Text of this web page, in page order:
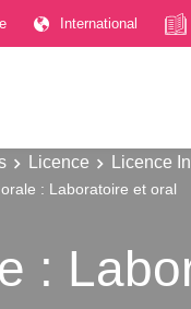
International
Licence Licence
: Laboratoire et oral
: